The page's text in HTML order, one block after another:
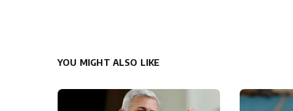
YOU MIGHT ALSO LIKE